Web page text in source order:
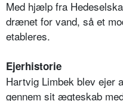
Med hjælp fra
drænet for vand, så et
etableres.
Ejerhistorie
Hartvig Limbek blev ejer
gennem sit ægteskab